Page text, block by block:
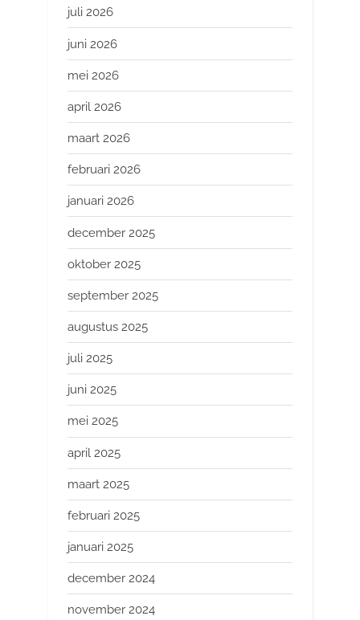
juli 2026
juni 2026
mei 2026
april 2026
maart 2026
februari 2026
januari 2026
december 2025
oktober 2025
september 2025
augustus 2025
juli 2025
juni 2025
mei 2025
april 2025
maart 2025
februari 2025
januari 2025
december 2024
november 2024